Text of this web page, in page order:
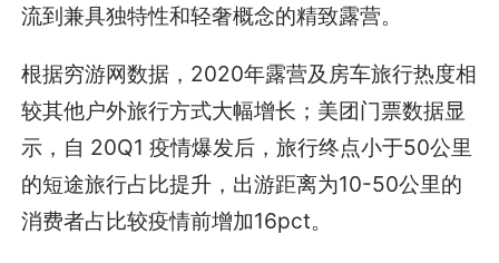
流到兼具独特性和轻奢概念的精致露营。
根据穷游网数据，2020年露营及房车旅行热度相
较其他户外旅行方式大幅增长；美团门票数据显
示，自 20Q1 疫情爆发后，旅行终点小于50公里
的短途旅行占比提升，出游距离为10-50公里的
消费者占比较疫情前增加16pct。